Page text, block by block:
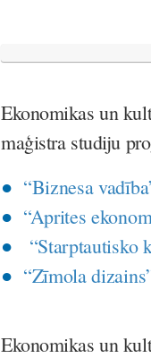
Ekonomikas un
maģistra studiju
“Biznesa
“Aprites
“Starptautisko
“Zīmola
Ekonomikas un